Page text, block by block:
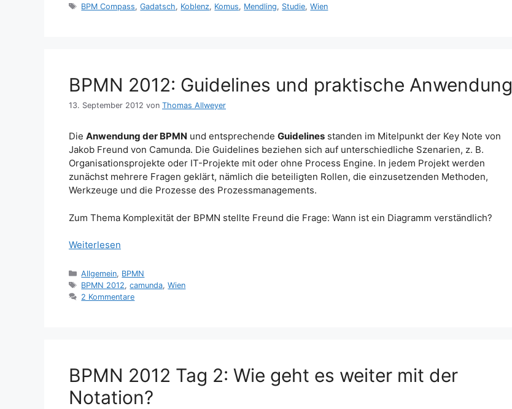
Schlagwörter
BPM Compass,Gadatsch, Koblenz, Komus, Mendling, Studie,Wien
BPMN 2012: Guidelines und praktische Anwendung
13. September 2012 von Thomas Allweyer
Die Anwendung der BPMN und entsprechende Guidelines standen im Mitelpunkt der Key Note von
Jakob Freund von Camunda. Die Guidelines beziehen sich auf unterschiedliche Szenarien, z. B.
Organisationsprojekte oder IT-Projekte mit oder ohne Process Engine. In jedem Projekt werden
zunächst mehrere Fragen geklärt, nämlich die beteiligten Rollen, die einzusetzenden Methoden,
Werkzeuge und die Prozesse des Prozessmanagements.
Zum Thema Komplexität der BPMN stellte Freund die Frage: Wann ist ein Diagramm verständlich?
Weiterlesen
Kategorien
Allgemein, BPMN
Schlagwörter
BPMN 2012,camunda,Wien
2 Kommentare
BPMN 2012 Tag 2: Wie geht es weiter mit der
Notation?